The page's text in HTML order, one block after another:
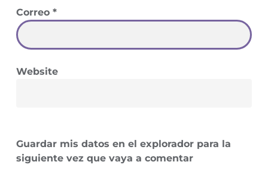
Correo *
Website
Guardar mis datos en el explorador para la
siguiente vez que vaya a comentar